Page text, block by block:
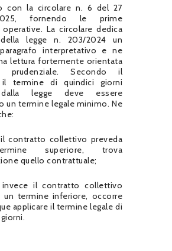
con la circolare n. 6 del 27
fornendo le prime
La circolare dedica
della legge n. 203/2024 un
interpretativo e ne
lettura fortemente orientata
prudenziale. Secondo il
il termine di quindici giorni
legge deve essere
un termine legale minimo. Ne
il contratto collettivo preveda
superiore, trova
quello contrattuale;
invece il contratto collettivo
un termine inferiore, occorre
applicare il termine legale di